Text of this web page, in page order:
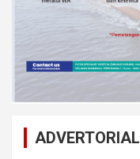
ADVERTORIAL